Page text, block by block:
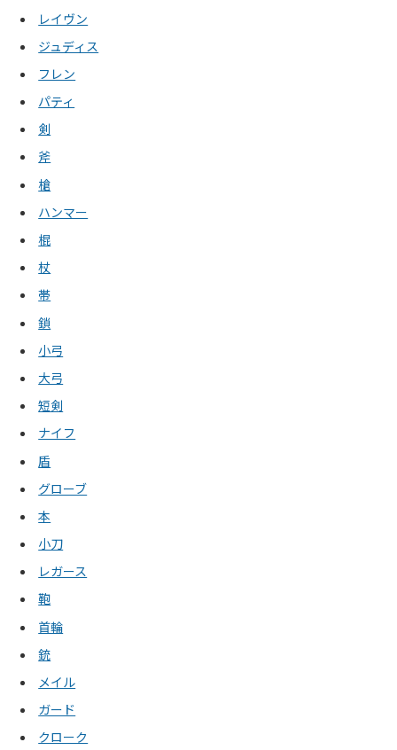
レイヴン
ジュディス
フレン
パティ
剣
斧
槍
ハンマー
棍
杖
帯
鎖
小弓
大弓
短剣
ナイフ
盾
グローブ
本
小刀
レガース
鞄
首輪
銃
メイル
ガード
クローク